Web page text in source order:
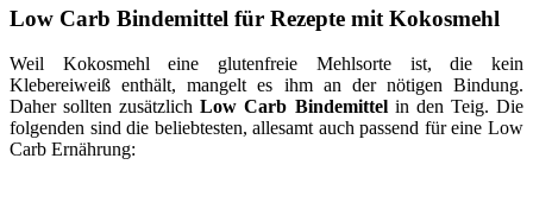
Low Carb Bindemittel für Rezepte mit Kokosmehl
Weil Kokosmehl eine glutenfreie Mehlsorte ist, die kein
Klebereiweiß enthält, mangelt es ihm an der nötigen Bindung.
Daher sollten zusätzlichLow Carb Bindemittelin den Teig. Die
folgenden sind die beliebtesten, allesamt auch passend für eine Low
Carb Ernährung: